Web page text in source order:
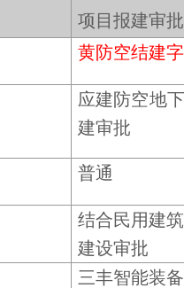
项目报建审批
黄防空结建
应建防空地
建审批
普通
结合民用建
建设审批
三丰智能装